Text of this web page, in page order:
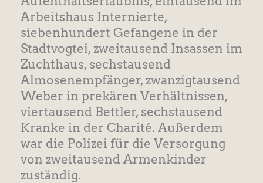
Arbeitshaus Internierte,
siebenhundert Gefangene in der
Stadtvogtei, zweitausend Insassen im
Zuchthaus, sechstausend
Almosenempfänger, zwanzigtausend
Weber in prekären Verhältnissen,
viertausend Bettler, sechstausend
Kranke in der Charité. Außerdem
war die Polizei für die Versorgung
von zweitausend Armenkinder
zuständig.